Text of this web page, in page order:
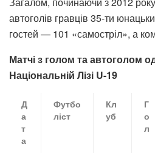
автоголів гравців 35-ти
гостей — 101 «самостріл», а
Матчі з голом та автоголом
Національній Лізі U-19
Д
а
т
а
Футбо
ліст
Кл
уб
Г
о
л